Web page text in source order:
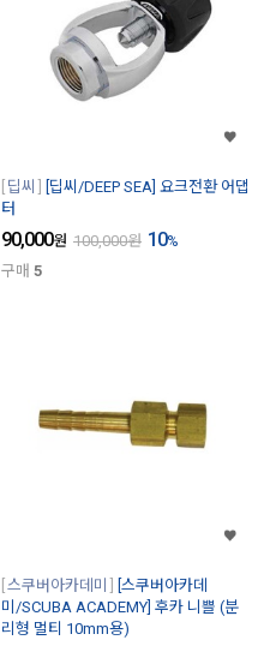
딥씨
[딥씨/DEEP SEA] 요크전환 어댑
터
90,000원 100,000원 10%
구매 5
스쿠버아카데미
[스쿠버아카데
미/SCUBA ACADEMY] 후카 니쁠 (분
리형 멀티 10mm용)